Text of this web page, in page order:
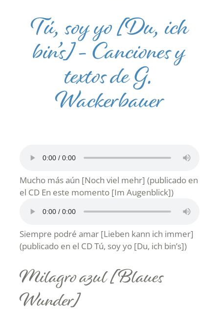
Tú, soy yo [Du, ich
bin’s] – Canciones y
textos de G.
Wackerbauer
Mucho más aún [Noch viel mehr] (publicado en
el CD En este momento [Im Augenblick])
Siempre podré amar [Lieben kann ich immer]
(publicado en el CD Tú, soy yo [Du, ich bin’s])
Milagro azul [Blaues
Wunder]